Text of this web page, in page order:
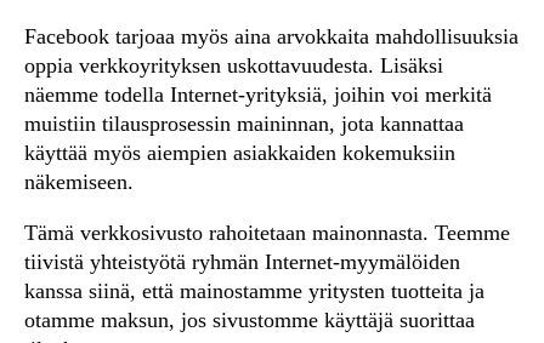
Facebook tarjoaa myös aina arvokkaita mahdollisuuksia
oppia verkkoyrityksen uskottavuudesta. Lisäksi
näemme todella Internet-yrityksiä, joihin voi merkitä
muistiin tilausprosessin maininnan, jota kannattaa
käyttää myös aiempien asiakkaiden kokemuksiin
näkemiseen.
Tämä verkkosivusto rahoitetaan mainonnasta. Teemme
tiivistä yhteistyötä ryhmän Internet-myymälöiden
kanssa siinä, että mainostamme yritysten tuotteita ja
otamme maksun, jos sivustomme käyttäjä suorittaa